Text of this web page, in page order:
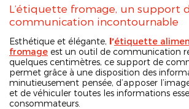
L’étiquette fromage, un support
communication incontournable
Esthétique et élégante, l’étiquette
fromage est un outil de communication
quelques centimètres, ce support de
permet grâce à une disposition des
minutieusement pensée, d’apposer
et de véhiculer toutes les informations
consommateurs.